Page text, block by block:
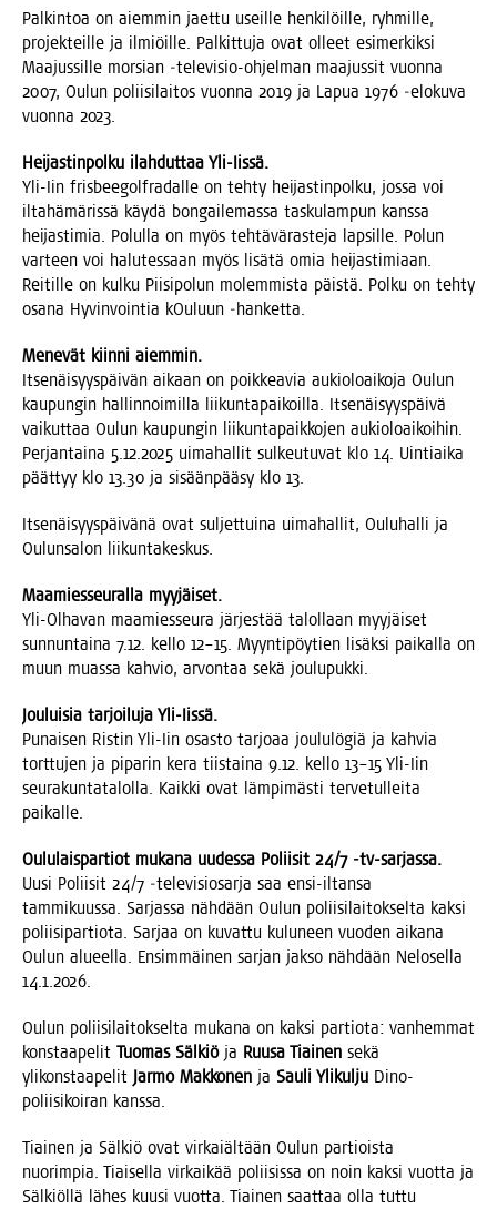
Pal­kin­toa on aiem­min jaet­tu useil­le hen­ki­löil­le, ryh­mil­le,
pro­jek­teil­le ja ilmiöil­le. Pal­kit­tu­ja ovat olleet esi­mer­kik­si
Maa­jus­sil­le mor­sian ‑tele­vi­sio-ohjel­man maa­jus­sit vuon­na
2007, Oulun polii­si­lai­tos vuon­na 2019 ja Lapua 1976 ‑elo­ku­va
vuon­na 2023.
Hei­jas­tin­pol­ku ilah­dut­taa Yli-Iissä.
Yli-Iin fris­bee­gol­fra­dal­le on teh­ty hei­jas­tin­pol­ku, jos­sa voi
ilta­hä­mä­ris­sä käy­dä bon­gai­le­mas­sa tas­ku­lam­pun kans­sa
hei­jas­ti­mia. Polul­la on myös teh­tä­vä­ras­te­ja lap­sil­le. Polun
var­teen voi halu­tes­saan myös lisä­tä omia hei­jas­ti­mi­aan.
Rei­til­le on kul­ku Pii­si­po­lun molem­mis­ta päis­tä. Pol­ku on teh­ty
osa­na Hyvin­voin­tia kOu­luun ‑han­ket­ta.
Mene­vät kiin­ni aiemmin.
Itse­näi­syys­päi­vän aikaan on poik­kea­via aukio­loai­ko­ja Oulun
kau­pun­gin hal­lin­noi­mil­la lii­kun­ta­pai­koil­la. Itse­näi­syys­päi­vä
vai­kut­taa Oulun kau­pun­gin lii­kun­ta­paik­ko­jen aukio­loai­koi­hin.
Per­jan­tai­na 5.12.2025 uima­hal­lit sul­keu­tu­vat klo 14. Uin­tiai­ka
päät­tyy klo 13.30 ja sisään­pää­sy klo 13.
Itse­näi­syys­päi­vä­nä ovat sul­jet­tui­na uima­hal­lit, Oulu­hal­li ja
Oulun­sa­lon liikuntakeskus.
Maa­mies­seu­ral­la myyjäiset.
Yli-Olha­van maa­mies­seu­ra jär­jes­tää talol­laan myy­jäi­set
sun­nun­tai­na 7.12. kel­lo 12–15. Myyn­ti­pöy­tien lisäk­si pai­kal­la on
muun muas­sa kah­vio, arvon­taa sekä joulupukki.
Jou­lui­sia tar­joi­lu­ja Yli-Iissä.
Punai­sen Ris­tin Yli-Iin osas­to tar­jo­aa jou­lu­lö­giä ja kah­via
tort­tu­jen ja pipa­rin kera tiis­tai­na 9.12. kel­lo 13–15 Yli-Iin
seu­ra­kun­ta­ta­lol­la. Kaik­ki ovat läm­pi­mäs­ti ter­ve­tul­lei­ta
paikalle.
Oulu­lais­par­tiot muka­na uudes­sa Polii­sit 24/7 ‑tv-sar­jas­sa.
Uusi Polii­sit 24/7 ‑tele­vi­sio­sar­ja saa ensi-iltan­sa
tam­mi­kuus­sa. Sar­jas­sa näh­dään Oulun polii­si­lai­tok­sel­ta kak­si
polii­si­par­tio­ta. Sar­jaa on kuvat­tu kulu­neen vuo­den aika­na
Oulun alu­eel­la. Ensim­mäi­nen sar­jan jak­so näh­dään Nelo­sel­la
14.1.2026.
Oulun polii­si­lai­tok­sel­ta muka­na on kak­si par­tio­ta: van­hem­mat
kons­taa­pe­lit Tuo­mas Säl­kiöja Ruusa Tiai­nen sekä
yli­kons­taa­pe­lit Jar­mo Mak­ko­nen ja Sau­li Yli­kul­ju Dino-
polii­si­koi­ran kanssa.
Tiai­nen ja Säl­kiö ovat vir­kaiäl­tään Oulun par­tiois­ta
nuo­rim­pia. Tiai­sel­la vir­kai­kää polii­sis­sa on noin kak­si vuot­ta ja
Säl­kiöl­lä lähes kuusi vuot­ta. Tiai­nen saat­taa olla tut­tu